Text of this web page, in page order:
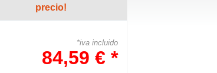
precio!
*iva incluido
84,59 € *